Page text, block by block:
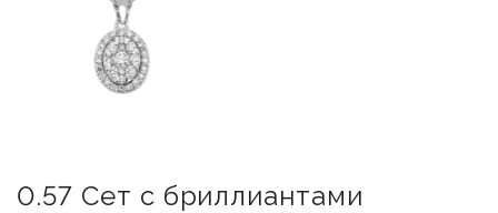
0.57 Сет с бриллиантами